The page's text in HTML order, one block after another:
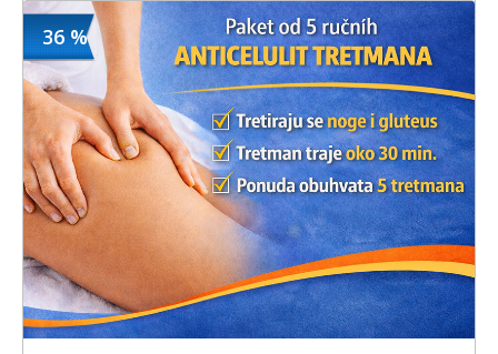
Kupljeno
4 kom.
4600 din
7000 din
36 %